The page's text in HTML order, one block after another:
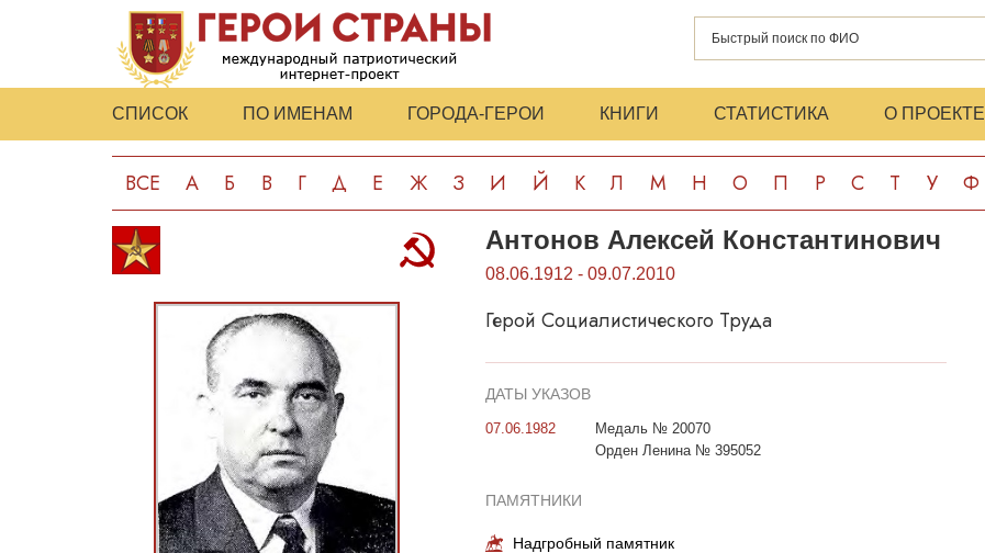
СПИСОК ПО ИМЕНАМ ГОРОДА-ГЕРОИ КНИГИ СТАТИСТИКА О ПРОЕКТЕ
ВСЕ А Б В Г Д Е Ж З И Й К Л М Н О П Р С Т У Ф
Антонов Алексей Константинович
08.06.1912 - 09.07.2010
Герой Социалистического Труда
ДАТЫ УКАЗОВ
07.06.1982
Медаль № 20070
Орден Ленина № 395052
ПАМЯТНИКИ
Надгробный памятник